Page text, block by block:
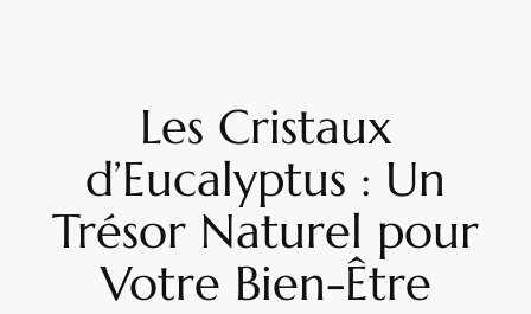
Les Cristaux
d’Eucalyptus : Un
Trésor Naturel pour
Votre Bien-Être